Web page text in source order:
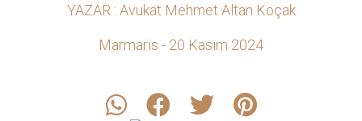
YAZAR : Avukat Mehmet Altan Koçak
Marmaris - 20 Kasım 2024